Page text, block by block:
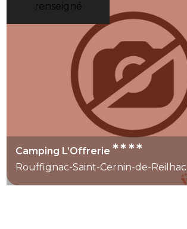
renseigné
Camping L’Offrerie****
Rouffignac-Saint-Cernin-de-Reilhac